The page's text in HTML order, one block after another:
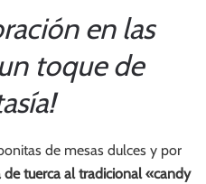
en las
toque de
de mesas dulces y por
tuerca al tradicional «candy